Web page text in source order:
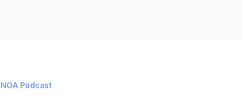
NOA Podcast